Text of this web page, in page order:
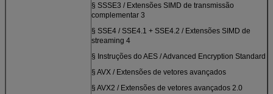
§ SSSE3 / Extensões SIMD de transmissão
complementar 3
§ SSE4 / SSE4.1 + SSE4.2 / Extensões SIMD de
streaming 4
§ Instruções do AES / Advanced Encryption Standard
§ AVX / Extensões de vetores avançados
§ AVX2 / Extensões de vetores avançados 2.0